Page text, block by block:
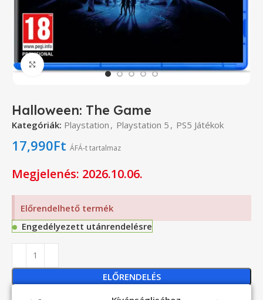
Click to enlarge
Halloween: The Game
Kategóriák: Playstation , Playstation 5 , PS5 Játékok
17,990Ft ÁFÁ-t tartalmaz
Megjelenés: 2026.10.06.
Előrendelhető termék
Engedélyezett utánrendelésre
ELŐRENDELÉS